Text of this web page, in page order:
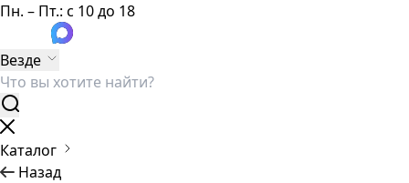
Пн. – Пт.: с 10 до 18
Везде
Каталог
Назад